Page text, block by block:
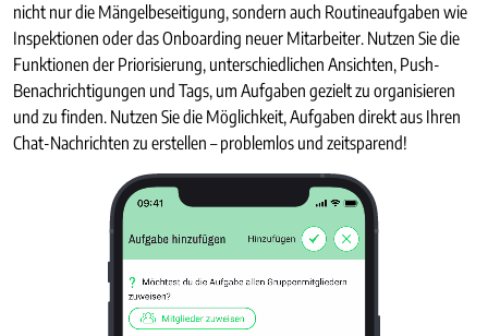
nicht nur die Mängelbeseitigung, sondern auch Routineaufgaben wie
Inspektionen oder das Onboarding neuer Mitarbeiter. Nutzen Sie die
Funktionen der Priorisierung, unterschiedlichen Ansichten, Push-
Benachrichtigungen und Tags, um Aufgaben gezielt zu organisieren
und zu finden. Nutzen Sie die Möglichkeit, Aufgaben direkt aus Ihren
Chat-Nachrichten zu erstellen – problemlos und zeitsparend!